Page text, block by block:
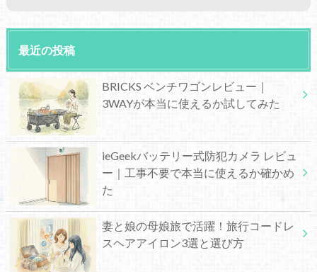
最近の投稿
BRICKS ベンチワゴンレビュー｜
3WAYが本当に使えるか試してみた
ieGeekバッテリー式防犯カメラ レビュ
ー｜工事不要で本当に使えるか確かめ
た
妻と娘の母娘旅で活躍！旅行コードレ
スヘアアイロン3選と選び方